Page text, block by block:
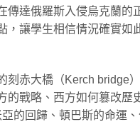
傳達俄羅斯入侵烏克蘭的
，讓學生相信情況確實如
赤大橋（Kerch bridge
的戰略、西方如何篡改歷
的回歸、頓巴斯的命運